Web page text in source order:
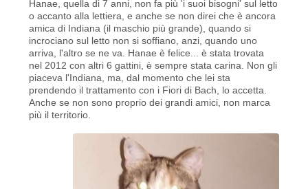
Hanae, quella di 7 anni, non fa più 'i suoi bisogni' sul letto
o accanto alla lettiera, e anche se non direi che è ancora
amica di Indiana (il maschio più grande), quando si
incrociano sul letto non si soffiano, anzi, quando uno
arriva, l'altro se ne va. Hanae è felice... è stata trovata
nel 2012 con altri 6 gattini, è sempre stata carina. Non gli
piaceva l'Indiana, ma, dal momento che lei sta
prendendo il trattamento con i Fiori di Bach, lo accetta.
Anche se non sono proprio dei grandi amici, non marca
più il territorio.